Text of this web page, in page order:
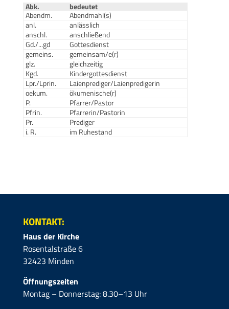
Abk.
bedeutet
Abendm.
Abendmahl(s)
anl.
anlässlich
anschl.
anschließend
Gd./...gd
Gottesdienst
gemeins.
gemeinsam/e(r)
glz.
gleichzeitig
Kgd.
Kindergottesdienst
Lpr./Lprin.
Laienprediger/Laienpredigerin
oekum.
ökumenische(r)
P.
Pfarrer/Pastor
Pfrin.
Pfarrerin/Pastorin
Pr.
Prediger
i. R.
im Ruhestand
KONTAKT:
Haus der Kirche
Rosentalstraße 6
32423 Minden
Öffnungszeiten
Montag – Donnerstag: 8.30–13 Uhr